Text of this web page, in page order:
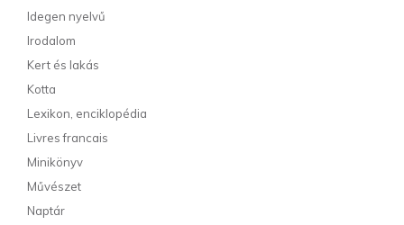
Idegen nyelvű
Irodalom
Kert és lakás
Kotta
Lexikon, enciklopédia
Livres francais
Minikönyv
Művészet
Naptár